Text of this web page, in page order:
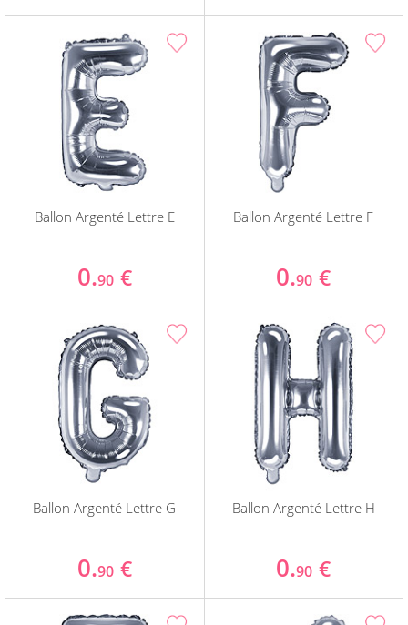
Ballon Argenté Lettre E
0.90 €
Ballon Argenté Lettre F
0.90 €
Ballon Argenté Lettre G
0.90 €
Ballon Argenté Lettre H
0.90 €